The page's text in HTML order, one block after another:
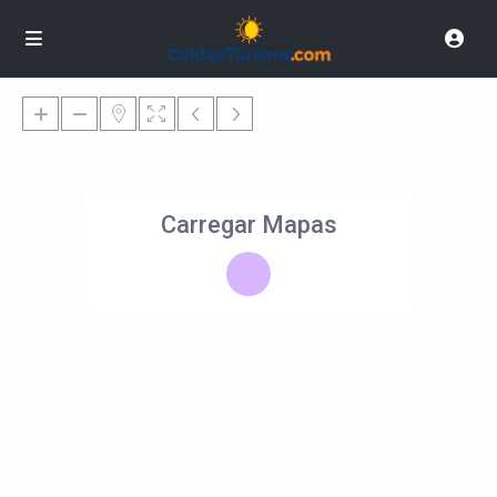
Carregar Mapas